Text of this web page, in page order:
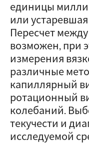
единицы
или
Пересчет
возможен, при
измерения
различные
капиллярный
ротационный
колебаний.
текучести и
исследуемой